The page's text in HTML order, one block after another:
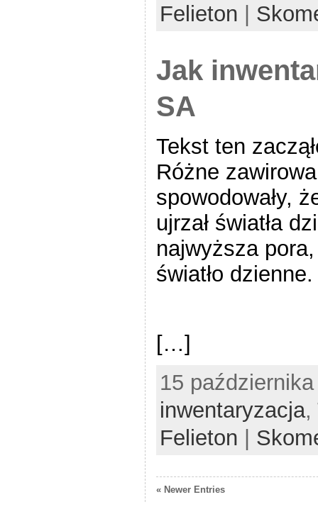
Felieton
Jak
SA
Tekst ten
Różne
spowodowały,
ujrzał światła
najwyższa
światło dzienne.
[…]
15
inwentaryzacja,
Felieton
« Newer Entries